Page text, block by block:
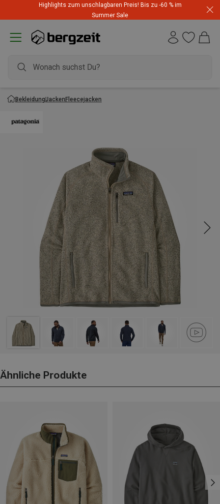
Highlights zum unschlagbaren Preis! Bis zu -60 % im
Summer Sale
BekleidungJackenFleecejacken
Ähnliche Produkte